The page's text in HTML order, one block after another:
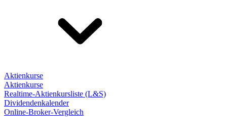
Aktienkurse
Aktienkurse
Realtime-Aktienkursliste (L&S)
Dividendenkalender
Online-Broker-Vergleich